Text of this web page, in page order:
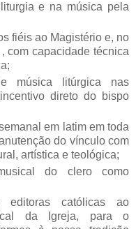
e na música pela
fiéis ao Magistério e, no
com capacidade técnica
música litúrgica nas
direto do bispo
em latim em toda
do vínculo com
artística e teológica;
do clero como
católicas ao
da Igreja, para o